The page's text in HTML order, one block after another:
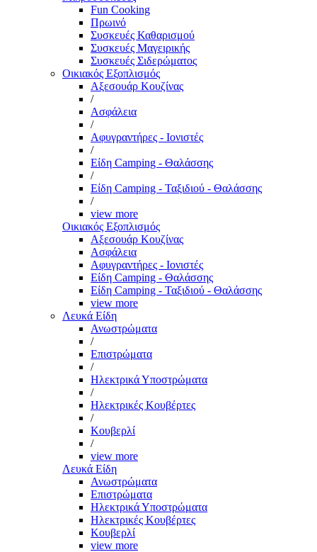
Fun Cooking
Πρωινό
Συσκευές Καθαρισμού
Συσκευές Μαγειρικής
Συσκευές Σιδερώματος
Οικιακός Εξοπλισμός
Αξεσουάρ Κουζίνας
/
Ασφάλεια
/
Αφυγραντήρες - Ιονιστές
/
Είδη Camping - Θαλάσσης
/
Είδη Camping - Ταξιδιού - Θαλάσσης
/
view more
Οικιακός Εξοπλισμός
Αξεσουάρ Κουζίνας
Ασφάλεια
Αφυγραντήρες - Ιονιστές
Είδη Camping - Θαλάσσης
Είδη Camping - Ταξιδιού - Θαλάσσης
view more
Λευκά Είδη
Ανωστρώματα
/
Επιστρώματα
/
Ηλεκτρικά Υποστρώματα
/
Ηλεκτρικές Κουβέρτες
/
Κουβερλί
/
view more
Λευκά Είδη
Ανωστρώματα
Επιστρώματα
Ηλεκτρικά Υποστρώματα
Ηλεκτρικές Κουβέρτες
Κουβερλί
view more